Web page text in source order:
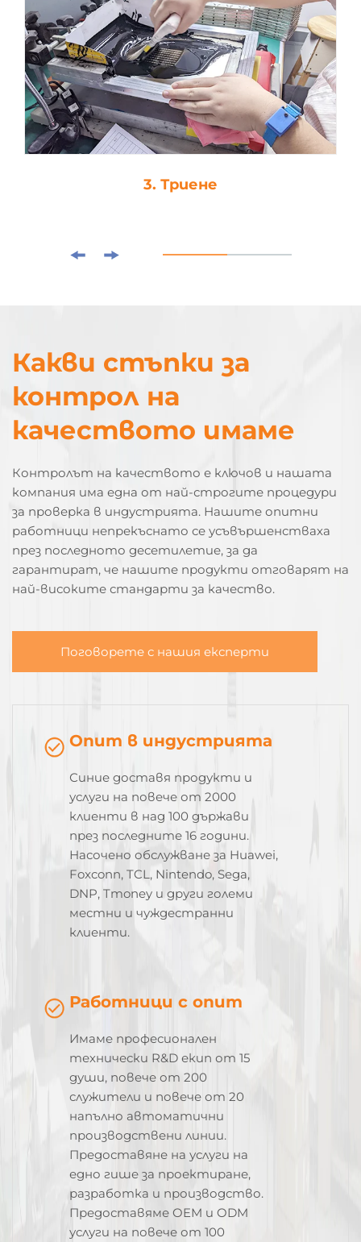
3. Триене
Какви стъпки за
контрол на
качеството имаме
Контролът на качеството е ключов и нашата
компания има една от най-строгите процедури
за проверка в индустрията. Нашите опитни
работници непрекъснато се усъвършенстваха
през последното десетилетие, за да
гарантират, че нашите продукти отговарят на
най-високите стандарти за качество.
Поговорете с нашия експерти
Опит в индустрията
Синие доставя продукти и
услуги на повече от 2000
клиенти в над 100 държави
през последните 16 години.
Насочено обслужване за Huawei,
Foxconn, TCL, Nintendo, Sega,
DNP, Tmoney и други големи
местни и чуждестранни
клиенти.
Работници с опит
Имаме професионален
технически R&D екип от 15
души, повече от 200
служители и повече от 20
напълно автоматични
производствени линии.
Предоставяне на услуги на
едно гише за проектиране,
разработка и производство.
Предоставяме OEM и ODM
услуги на повече от 100